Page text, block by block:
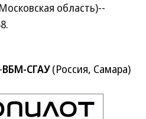
область)--
ВБМ-СГАУ(Россия, Самара)